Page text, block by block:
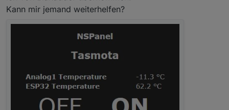
Kann mir jemand weiterhelfen?